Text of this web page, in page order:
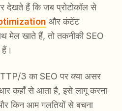
हैं कि जब प्रोटोकॉल से
और कंटेंट
मेल खाते हैं, तो तकनीकी SEO
3 का SEO पर क्या असर
कहाँ से आता है, इसे लागू करना
किन आम गलतियों से बचना